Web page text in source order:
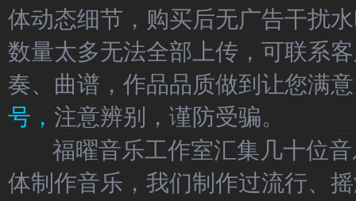
体动态细节，购买后无广告干扰
数量太多无法全部上传，可联系
奏、曲谱，作品品质做到让您满
号， 注意辨别，谨防受骗。
福曜音乐工作室汇集几十位音
体制作音乐，我们制作过流行、